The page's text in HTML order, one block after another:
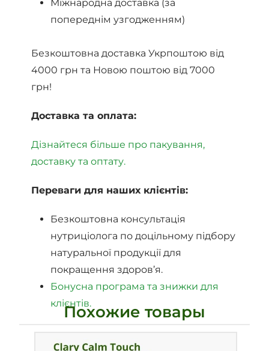
Міжнародна доставка (за
попереднім узгодженням)
Безкоштовна доставка Укрпоштою від
4000 грн та Новою поштою від 7000
грн!
Доставка та оплата:
Дізнайтеся більше про пакування,
доставку та оптату.
Переваги для наших клієнтів:
Безкоштовна консультація
нутриціолога по доцільному підбору
натуральної продукції для
покращення здоров’я.
Бонусна програма та знижки для
клієнтів.
Похожие товары